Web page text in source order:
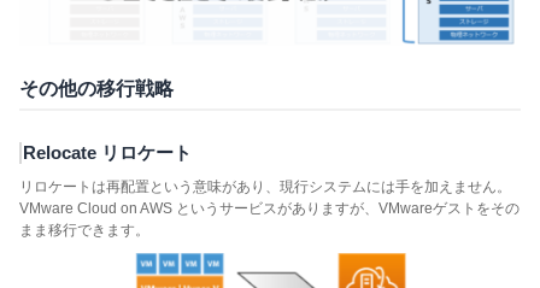
その他の移行戦略
Relocate リロケート
リロケートは再配置という意味があり、現行システムには手を加えません。
VMware Cloud on AWS というサービスがありますが、VMwareゲストをその
まま移行できます。